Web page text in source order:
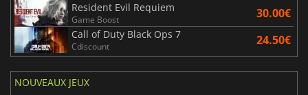
Resident Evil Requiem
Game Boost 30.00€
Call of Duty Black Ops 7
Cdiscount 24.50€
NOUVEAUX JEUX